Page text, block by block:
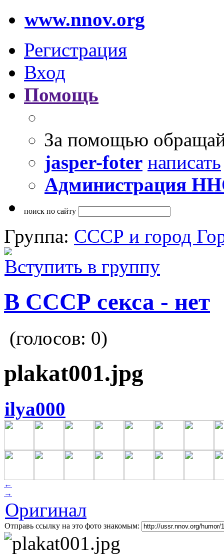
www.nnov.org
Регистрация
Вход
Помощь
За помощью
jasper-foter написать
Администрация
поиск по сайту
Группа: СССР и город
Вступить в группу
В СССР секса - нет
(голосов: 0)
plakat001.jpg
ilya000
←
→
Оригинал
Отправь ссылку на это фото знакомым: